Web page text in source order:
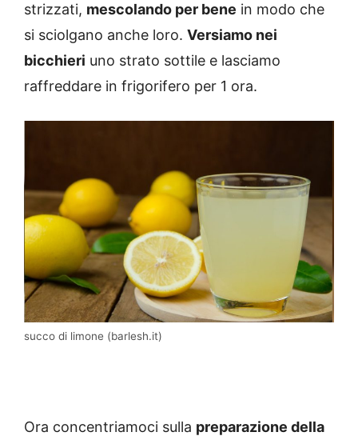
strizzati, mescolando per bene in modo che
si sciolgano anche loro. Versiamo nei
bicchieri uno strato sottile e lasciamo
raffreddare in frigorifero per 1 ora.
succo di limone (barlesh.it)
Ora concentriamoci sulla preparazione della